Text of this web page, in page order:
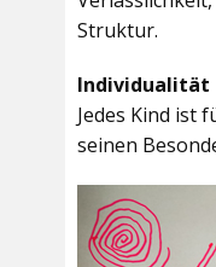
Struktur.
Individualität
Jedes Kind ist
seinen